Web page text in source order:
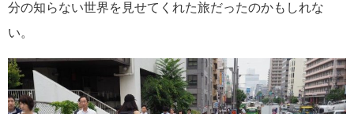
分の知らない世界を見せてくれた旅だったのかもしれな
い。